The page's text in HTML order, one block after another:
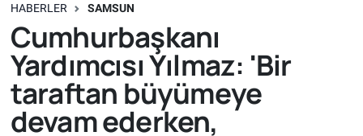
HABERLER SAMSUN
Cumhurbaşkanı
Yardımcısı Yılmaz: 'Bir
taraftan büyümeye
devam ederken,
Süper Lig Puan Durumu ve Fikstür
Tüm Manşetler
Son Dakika Haberleri